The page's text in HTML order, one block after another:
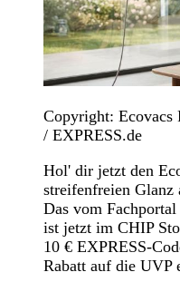
Copyright: Ecovacs
/ EXPRESS.de
Hol' dir jetzt den
streifenfreien Glanz
Das vom
ist jetzt im CHIP
10 € EXPRESS-
Rabatt auf die UVP